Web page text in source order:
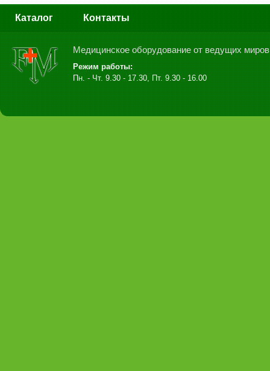
Каталог Контакты
Медицинское оборудование от ведущих
Режим работы:
Пн. - Чт. 9.30 - 17.30, Пт. 9.30 - 16.00